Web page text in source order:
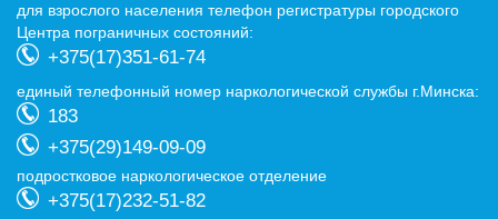
для взрослого населения телефон регистратуры городского
Центра пограничных состояний:
+375(17)351-61-74
eдиный телефонный номер наркологической службы г.Минска:
183
+375(29)149-09-09
подростковое наркологическое отделение
+375(17)232-51-82